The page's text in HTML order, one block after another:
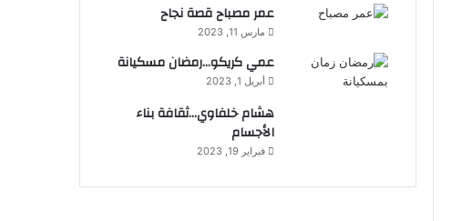
عمر مصباح قصة نجاح
مارس 11, 2023
عمي كريكو…رمضان مسكيانة
أبريل 1, 2023
هشام خلفاوي…ثقافة بناء
الأجسام
فبراير 19, 2023